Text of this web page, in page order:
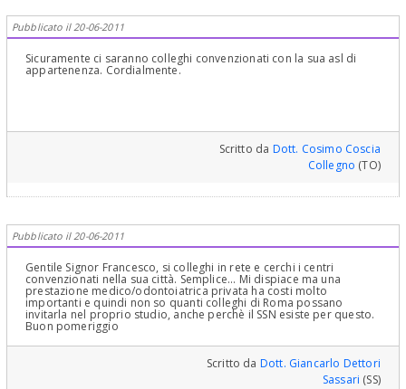
Pubblicato il 20-06-2011
Sicuramente ci saranno colleghi convenzionati con la sua asl di
appartenenza. Cordialmente.
Scritto da Dott. Cosimo Coscia
Collegno (TO)
Pubblicato il 20-06-2011
Gentile Signor Francesco, si colleghi in rete e cerchi i centri
convenzionati nella sua città. Semplice... Mi dispiace ma una
prestazione medico/odontoiatrica privata ha costi molto
importanti e quindi non so quanti colleghi di Roma possano
invitarla nel proprio studio, anche perchè il SSN esiste per questo.
Buon pomeriggio
Scritto da Dott. Giancarlo Dettori
Sassari (SS)